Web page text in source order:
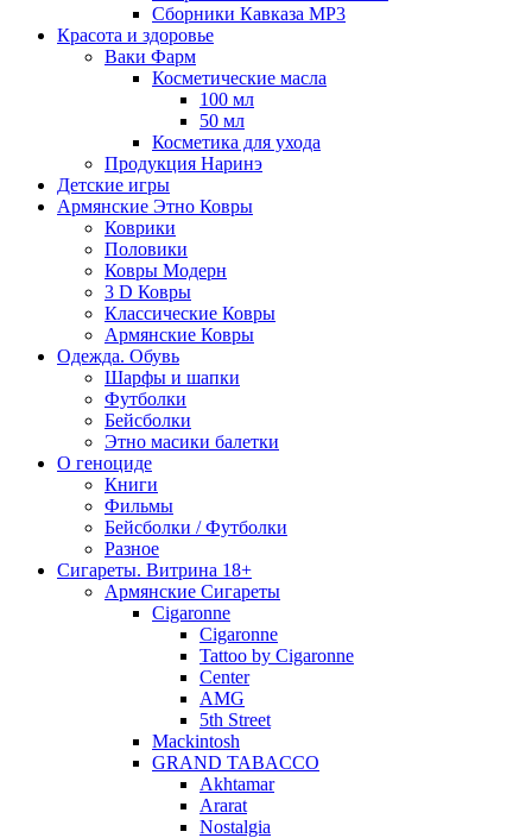
Сборники Кавказа MP3
Красота и здоровье
Ваки Фарм
Косметические масла
100 мл
50 мл
Косметика для ухода
Продукция Наринэ
Детские игры
Армянские Этно Ковры
Коврики
Половики
Ковры Модерн
3 D Ковры
Классические Ковры
Армянские Ковры
Одежда. Обувь
Шарфы и шапки
Футболки
Бейсболки
Этно масики балетки
О геноциде
Книги
Фильмы
Бейсболки / Футболки
Разное
Сигареты. Витрина 18+
Армянские Сигареты
Cigaronne
Cigaronne
Tattoo by Cigaronne
Center
AMG
5th Street
Mackintosh
GRAND TABACCO
Akhtamar
Ararat
Nostalgia